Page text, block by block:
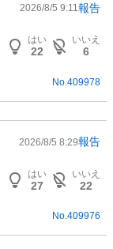
2026/8/5 9:11報告
はい
22
いいえ
6
No. 409978
2026/8/5 8:29報告
はい
27
いいえ
22
No.409976